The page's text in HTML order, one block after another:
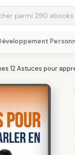
12 Astuces pour